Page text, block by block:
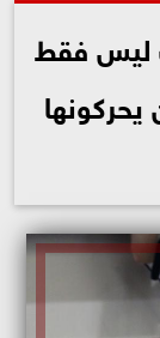
ليس فقط